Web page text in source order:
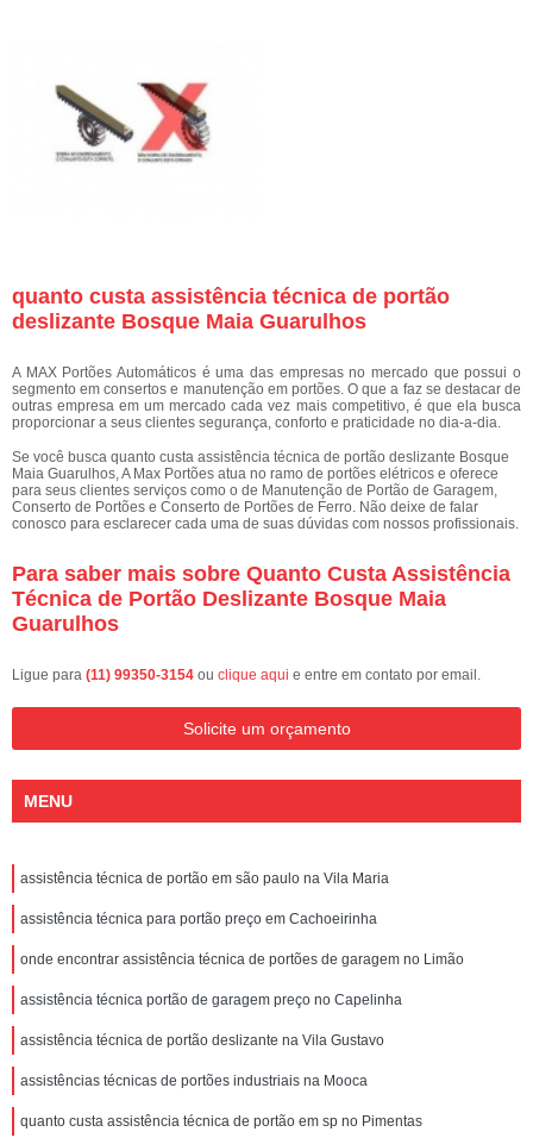
quanto custa assistência técnica de portão
deslizante Bosque Maia Guarulhos
A MAX Portões Automáticos é uma das empresas no mercado que possui o
segmento em consertos e manutenção em portões. O que a faz se destacar de
outras empresa em um mercado cada vez mais competitivo, é que ela busca
proporcionar a seus clientes segurança, conforto e praticidade no dia-a-dia.
Se você busca quanto custa assistência técnica de portão deslizante Bosque
Maia Guarulhos, A Max Portões atua no ramo de portões elétricos e oferece
para seus clientes serviços como o de Manutenção de Portão de Garagem,
Conserto de Portões e Conserto de Portões de Ferro. Não deixe de falar
conosco para esclarecer cada uma de suas dúvidas com nossos profissionais.
Para saber mais sobre Quanto Custa Assistência
Técnica de Portão Deslizante Bosque Maia
Guarulhos
Ligue para (11) 99350-3154 ou clique aqui e entre em contato por email.
Solicite um orçamento
MENU
assistência técnica de portão em são paulo na Vila Maria
assistência técnica para portão preço em Cachoeirinha
onde encontrar assistência técnica de portões de garagem no Limão
assistência técnica portão de garagem preço no Capelinha
assistência técnica de portão deslizante na Vila Gustavo
assistências técnicas de portões industriais na Mooca
quanto custa assistência técnica de portão em sp no Pimentas